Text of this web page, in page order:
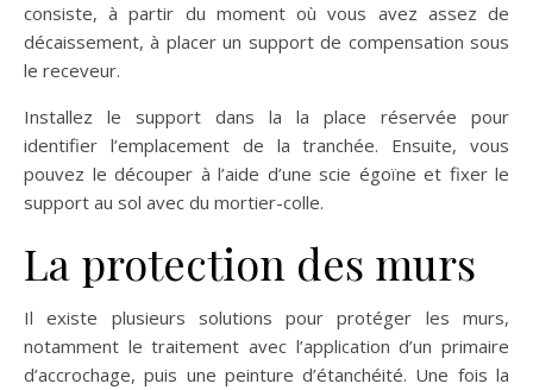
consiste, à partir du moment où vous avez assez de
décaissement, à placer un support de compensation sous
le receveur.
Installez le support dans la la place réservée pour
identifier l’emplacement de la tranchée. Ensuite, vous
pouvez le découper à l’aide d’une scie égoïne et fixer le
support au sol avec du mortier-colle.
La protection des murs
Il existe plusieurs solutions pour protéger les murs,
notamment le traitement avec l’application d’un primaire
d’accrochage, puis une peinture d’étanchéité. Une fois la